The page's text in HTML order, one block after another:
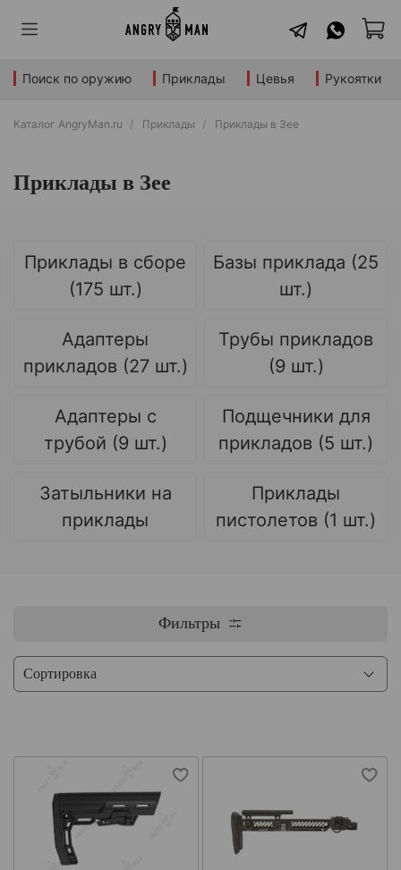
Поиск по оружию Приклады Цевья Рукоятки
Каталог AngryMan.ru Приклады Приклады в Зее
Приклады в Зее
Приклады в сборе
(175 шт.)
Базы приклада (25
шт.)
Адаптеры
прикладов (27 шт.)
Трубы прикладов
(9 шт.)
Адаптеры с
трубой (9 шт.)
Подщечники для
прикладов (5 шт.)
Затыльники на
приклады
Приклады
пистолетов (1 шт.)
Фильтры